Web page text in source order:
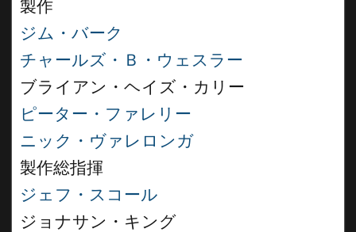
製作
ジム・バーク
チャールズ・Ｂ・ウェスラー
ブライアン・ヘイズ・カリー
ピーター・ファレリー
ニック・ヴァレロンガ
製作総指揮
ジェフ・スコール
ジョナサン・キング